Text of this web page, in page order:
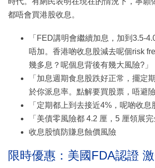
都唔會買港股收息。
「FED講明會繼續加息，加到3.5-
唔加。香港啲收息股減去呢個risk
幾多息？呢個息背後有幾大風險?」
「加息週期食息股跌好正常，擺定
於你派息率。點解要買股票，唔避險
「定期都上到去接近4%，呢啲收息
「美債零風險都 4.2 厘，5 厘領展完
收息股慎防賺息蝕價風險
限時優惠：美國FDA認證